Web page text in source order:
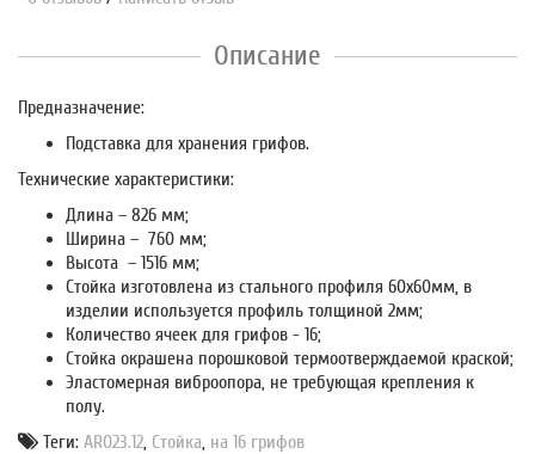
Описание
Предназначение:
Подставка для хранения грифов.
Технические характеристики:
Длина – 826 мм;
Ширина – 760 мм;
Высота – 1516 мм;
Стойка изготовлена из стального профиля 60х60мм, в
изделии используется профиль толщиной 2мм;
Количество ячеек для грифов - 16;
Стойка окрашена порошковой термоотверждаемой краской;
Эластомерная виброопора, не требующая крепления к
полу.
Теги: AR023.12, Стойка, на 16 грифов